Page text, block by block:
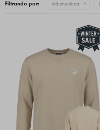
Filtrando por: Indumentaria